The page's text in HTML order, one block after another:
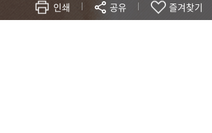
인쇄 공유 즐겨찾기